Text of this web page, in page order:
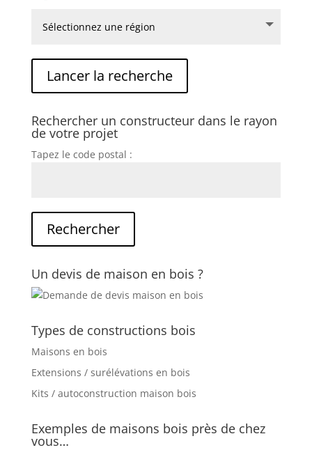
Rechercher un constructeur dans le rayon
de votre projet
Tapez le code postal :
Un devis de maison en bois ?
Types de constructions bois
Maisons en bois
Extensions / surélévations en bois
Kits / autoconstruction maison bois
Exemples de maisons bois près de chez
vous…